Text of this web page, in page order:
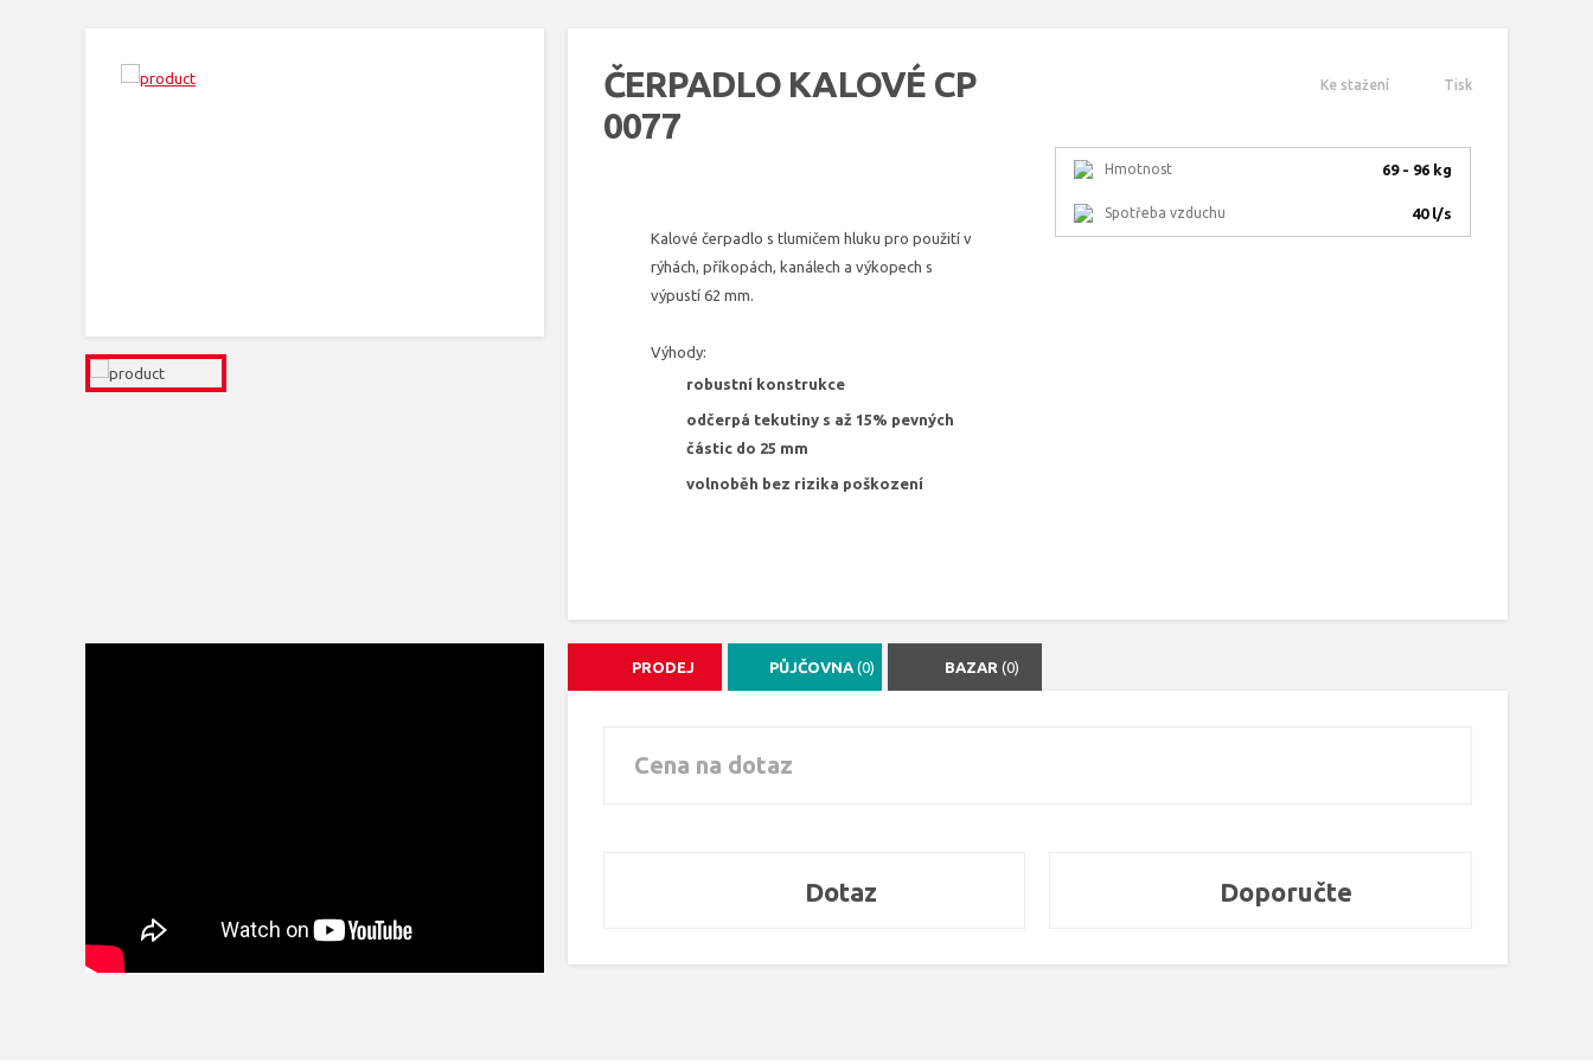
ČERPADLO KALOVÉ CP
0077
Kalové čerpadlo s tlumičem hluku pro použití v
rýhách, příkopách, kanálech a výkopech s
výpustí 62 mm.
Výhody:
robustní konstrukce
odčerpá tekutiny s až 15% pevných
částic do 25 mm
volnoběh bez rizika poškození
Ke stažení Tisk
Hmotnost 69 - 96 kg
Spotřeba vzduchu 40 l/s
PRODEJ PŮJČOVNA (0) BAZAR(0)
Cena na dotaz
Dotaz Doporučte